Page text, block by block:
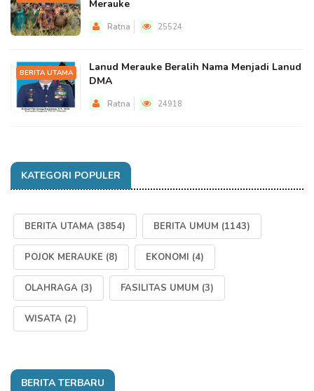
Merauke
Ratna 25524
BERITA UTAMA
Lanud Merauke Beralih Nama Menjadi Lanud
DMA
Ratna 24918
KATEGORI POPULER
BERITA UTAMA (3854) BERITA UMUM (1143)
POJOK MERAUKE (8) EKONOMI (4)
OLAHRAGA (3) FASILITAS UMUM (3)
WISATA (2)
BERITA TERBARU